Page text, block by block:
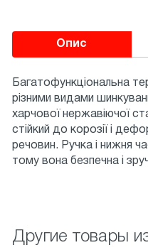
опис
Багатофункціональна
різними видами
харчової нержавіючої
стійкий до корозії і
речовин. Ручка і нижня
тому вона безпечна і
Другие товары